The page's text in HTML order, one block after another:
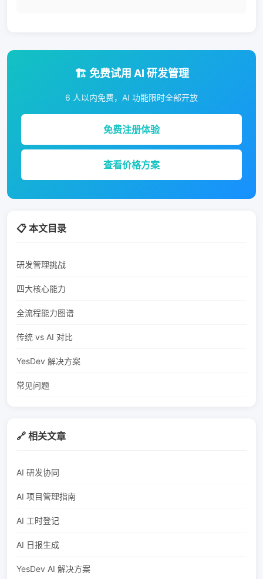
🏗️ 免费试用 AI 研发管理
6 人以内免费，AI 功能限时全部开放
免费注册体验
查看价格方案
📋 本文目录
研发管理挑战
四大核心能力
全流程能力图谱
传统 vs AI 对比
YesDev 解决方案
常见问题
🔗 相关文章
AI 研发协同
AI 项目管理指南
AI 工时登记
AI 日报生成
YesDev AI 解决方案